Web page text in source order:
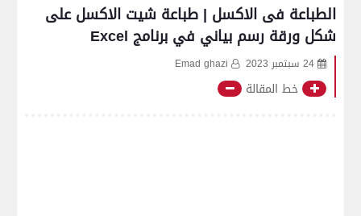
الطباعة فى الاكسل | طباعة شيت الاكسل على
شكل ورقة رسم بياني في برنامج Excel
24 سبتمبر 2023 Emad ghazi
خط المقالة